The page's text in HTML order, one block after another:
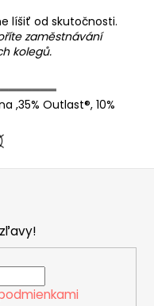
líšiť od skutočnosti.
zaměstnávání
kolegů.
,35% Outlast®, 10%